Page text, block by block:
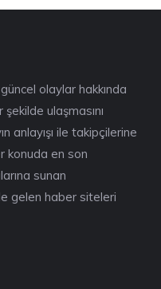
olaylar hakkında
ulaşmasını
anlayışı ile takipçilerine
konuda en son
sunan
gelen haber siteleri